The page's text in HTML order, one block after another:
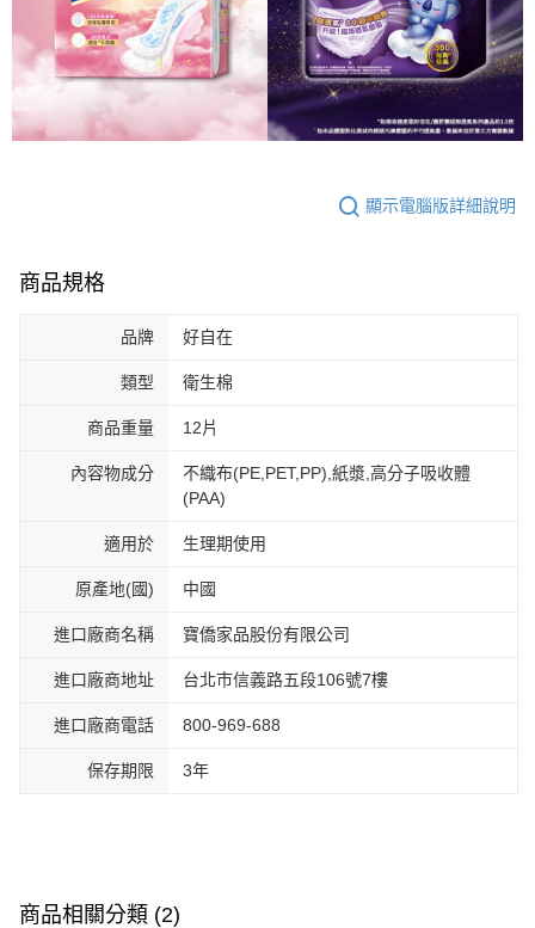
顯示電腦版詳細說明
商品規格
品牌 好自在
類型 衛生棉
商品重量 12片
內容物成分
不織布(PE,PET,PP),紙漿,高分子吸收體
(PAA)
適用於 生理期使用
原產地(國) 中國
進口廠商名稱 寶僑家品股份有限公司
進口廠商地址 台北市信義路五段106號7樓
進口廠商電話 800-969-688
保存期限 3年
商品相關分類 (2)